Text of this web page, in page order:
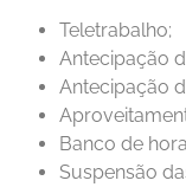
Teletrabalho;
Antecipação
Antecipação
Banco de
Suspensão